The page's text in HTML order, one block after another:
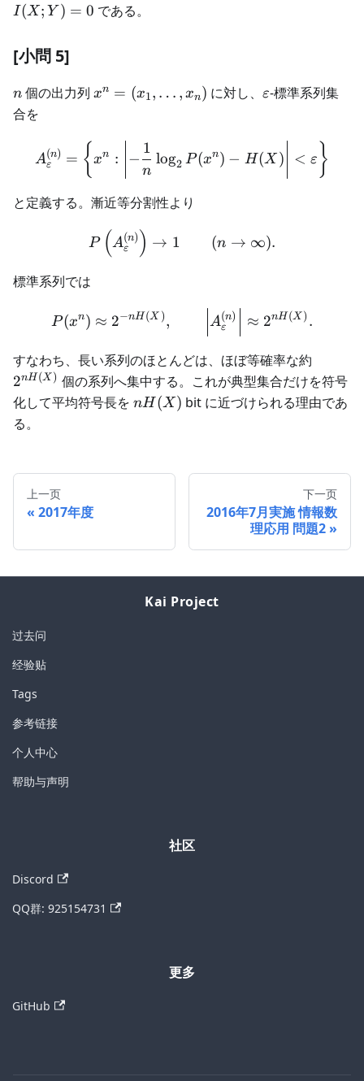
I(X ; Y ) = 0 である。
[小問 5]
n
n 個の出力列 x^n=
xn = (x1, … , xn) に対し、\varepsilon
ε-標準系列集
合を
A_\varepsilon^{(n)}
Aε
(n) = {xn : −
n
1
log2 P (xn) − H(X ) < ε }
と定義する。漸近等分割性より
P (Aε
(n) ) → 1 (n → ∞).
標準系列では
P(x^n)\approx2^{-
P(xn) ≈ 2−nH (X ), Aε
(n) ≈ 2nH (X ) .
すなわち、長い系列のほとんどは、ほぼ等確率な約
2nH (X ) 個の系列へ集中する。これが典型集合だけを符号
化して平均符号長を nH(X)
nH (X) bit に近づけられる理由であ
る。
上一页
2017年度
下一页
2016年7月実施 情報数
理応用 問題2
Kai Project
过去问
经验贴
Tags
参考链接
个人中心
帮助与声明
社区
Discord
QQ群: 925154731
更多
GitHub